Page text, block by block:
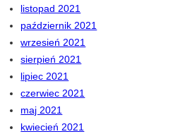
listopad 2021
październik 2021
wrzesień 2021
sierpień 2021
lipiec 2021
czerwiec 2021
maj 2021
kwiecień 2021